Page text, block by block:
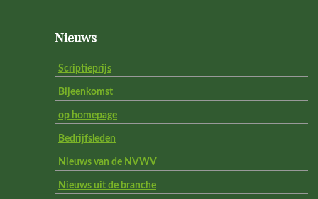
Nieuws
Scriptieprijs
Bijeenkomst
op homepage
Bedrijfsleden
Nieuws van de NVWV
Nieuws uit de branche